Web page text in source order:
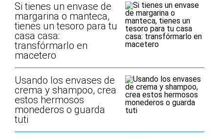
Si tienes un envase de
margarina o manteca,
tienes un tesoro para tu
casa casa:
transfórmarlo en
macetero
Usando los envases de
crema y shampoo, crea
estos hermosos
monederos o guarda
tuti